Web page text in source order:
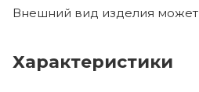
Внешний вид изделия может
Характеристики